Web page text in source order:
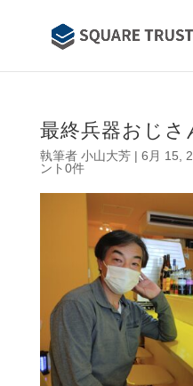
最終兵器おじさ
執筆者 小山大芳| 6月 15,
ント0件